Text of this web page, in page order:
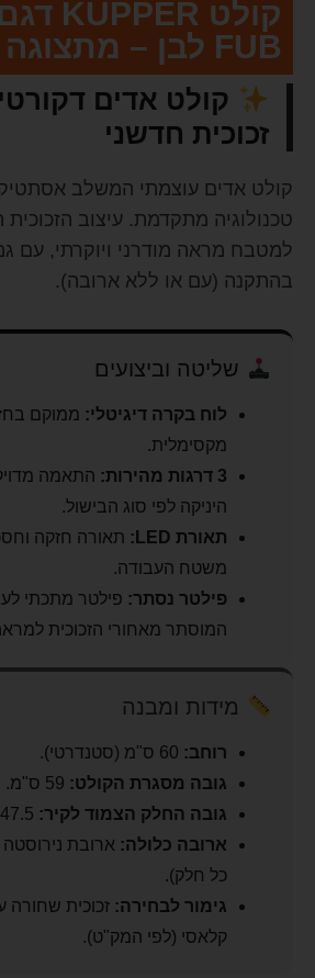
FUB לבן – מתצוגה
קולט אדים
זכוכית חדשני
קולט אדים עוצמתי המשלב
טכנולוגיה מתקדמת. עיצוב הזכוכית
למטבח מראה מודרני ויוקרתי, עם
בהתקנה (עם או ללא ארובה).
שליטה וביצועים
לוח בקרה דיגיטלי: ממוקם
מקסימלית.
3 דרגות מהירות:
התאמה
היניקה לפי סוג הבישול.
תאורת LED:
תאורה חזקה
משטח העבודה.
פילטר נסתר: פילטר מתכתי
המוסתר מאחורי הזכוכית
מידות ומבנה
רוחב:
גובה מסגרת הקולט:
גובה החלק הצמוד לקיר:
ארובה כלולה:
כל חלק).
גימור לבחירה: זכוכית שחורה
קלאסי (לפי המק"ט).